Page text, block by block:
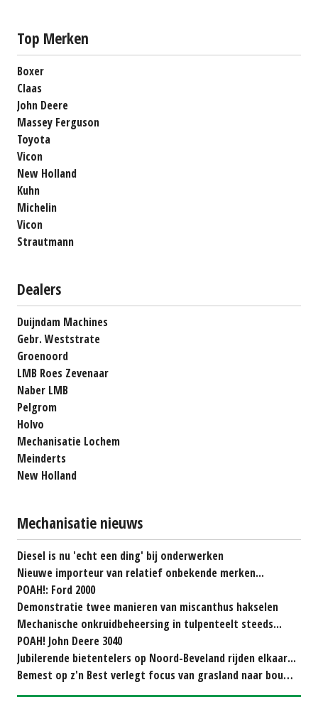
Top Merken
Boxer
Claas
John Deere
Massey Ferguson
Toyota
Vicon
New Holland
Kuhn
Michelin
Vicon
Strautmann
Dealers
Duijndam Machines
Gebr. Weststrate
Groenoord
LMB Roes Zevenaar
Naber LMB
Pelgrom
Holvo
Mechanisatie Lochem
Meinderts
New Holland
Mechanisatie nieuws
Diesel is nu 'echt een ding' bij onderwerken
Nieuwe importeur van relatief onbekende merken...
POAH!: Ford 2000
Demonstratie twee manieren van miscanthus hakselen
Mechanische onkruidbeheersing in tulpenteelt steeds...
POAH! John Deere 3040
Jubilerende bietentelers op Noord-Beveland rijden elkaar...
Bemest op z'n Best verlegt focus van grasland naar bouwland